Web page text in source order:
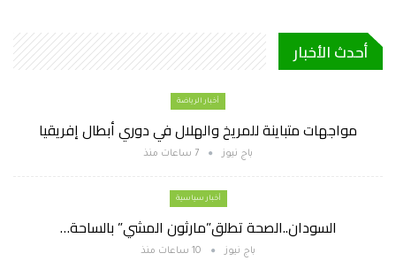
أحدث الأخبار
أخبار الرياضة
مواجهات متباينة للمريخ والهلال في دوري أبطال إفريقيا
باج نيوز 7 ساعات منذ
أخبار سياسية
السودان..الصحة تطلق”مارثون المشي” بالساحة…
باج نيوز 10 ساعات منذ